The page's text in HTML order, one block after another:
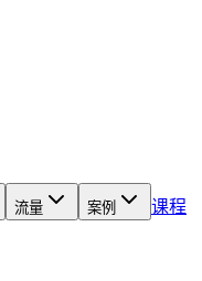
流量 案例
课程